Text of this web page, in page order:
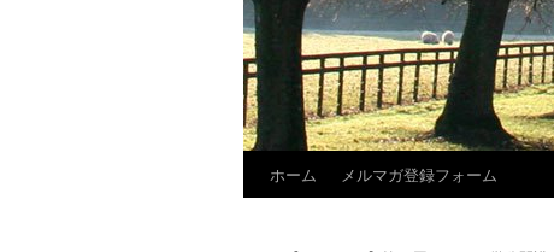
ホーム メルマガ登録フォーム